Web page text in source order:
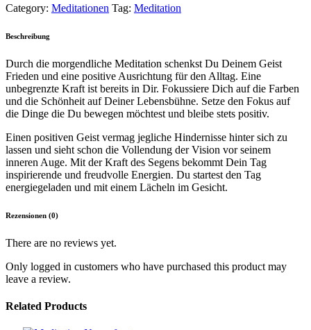
Category: Meditationen Tag: Meditation
Beschreibung
Durch die morgendliche Meditation schenkst Du Deinem Geist
Frieden und eine positive Ausrichtung für den Alltag. Eine
unbegrenzte Kraft ist bereits in Dir. Fokussiere Dich auf die Farben
und die Schönheit auf Deiner Lebensbühne. Setze den Fokus auf
die Dinge die Du bewegen möchtest und bleibe stets positiv.
Einen positiven Geist vermag jegliche Hindernisse hinter sich zu
lassen und sieht schon die Vollendung der Vision vor seinem
inneren Auge. Mit der Kraft des Segens bekommt Dein Tag
inspirierende und freudvolle Energien. Du startest den Tag
energiegeladen und mit einem Lächeln im Gesicht.
Rezensionen (0)
There are no reviews yet.
Only logged in customers who have purchased this product may
leave a review.
Related Products